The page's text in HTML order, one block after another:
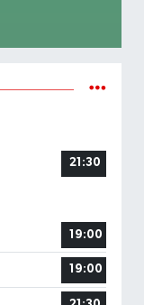
21:30
19:00
19:00